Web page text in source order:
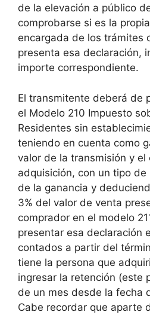
de la elevación a público
comprobarse si es la
encargada de los trámites
presenta esa declaración,
importe correspondiente.
El transmitente deberá de
el Modelo 210 Impuesto
Residentes sin
teniendo en cuenta como
valor de la transmisión y el
adquisición, con un tipo de
de la ganancia y
3% del valor de venta
comprador en el modelo
presentar esa declaración
contados a partir del
tiene la persona que
ingresar la retención (este
de un mes desde la fecha
Cabe recordar que aparte